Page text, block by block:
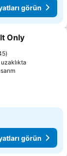
görün
Only
Fiyatları
görün